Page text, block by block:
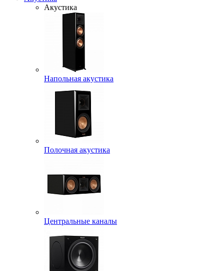
Акустика
Напольная акустика
Полочная акустика
Центральные каналы